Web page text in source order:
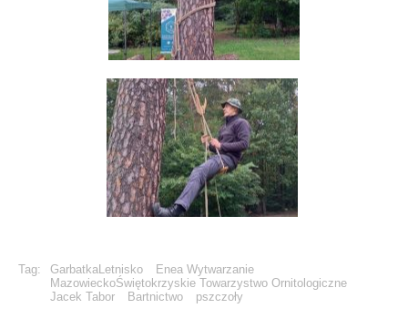
Tag: GarbatkaLetnisko
Enea Wytwarzanie
MazowieckoŚwiętokrzyskie Towarzystwo Ornitologiczne
Jacek Tabor
Bartnictwo pszczoły